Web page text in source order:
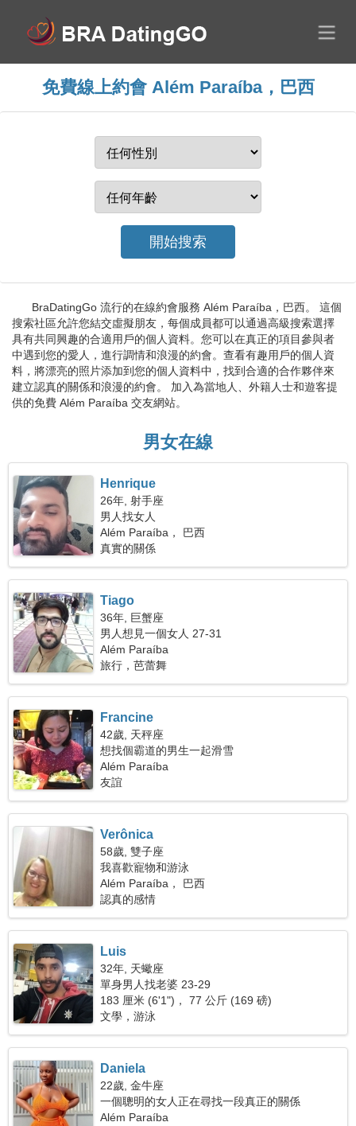
免費線上約會 Além Paraíba，巴西
BraDatingGo 流行的在線約會服務 Além Paraíba，巴西。 這個
搜索社區允許您結交虛擬朋友，每個成員都可以通過高級搜索選擇
具有共同興趣的合適用戶的個人資料。您可以在真正的項目參與者
中遇到您的愛人，進行調情和浪漫的約會。查看有趣用戶的個人資
料，將漂亮的照片添加到您的個人資料中，找到合適的合作夥伴來
建立認真的關係和浪漫的約會。 加入為當地人、外籍人士和遊客提
供的免費 Além Paraíba 交友網站。
男女在線
Henrique
26年, 射手座
男人找女人
Além Paraíba， 巴西
真實的關係
Tiago
36年, 巨蟹座
男人想見一個女人 27-31
Além Paraíba
旅行，芭蕾舞
Francine
42歲, 天秤座
想找個霸道的男生一起滑雪
Além Paraíba
友誼
Verônica
58歲, 雙子座
我喜歡寵物和游泳
Além Paraíba， 巴西
認真的感情
Luis
32年, 天蠍座
單身男人找老婆 23-29
183 厘米 (6'1")， 77 公斤 (169 磅)
文學，游泳
Daniela
22歲, 金牛座
一個聰明的女人正在尋找一段真正的關係
Além Paraíba